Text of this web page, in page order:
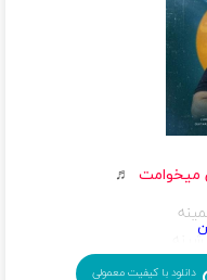
میخوامت
♬
ازت
دانلود با کیفیت معمولی